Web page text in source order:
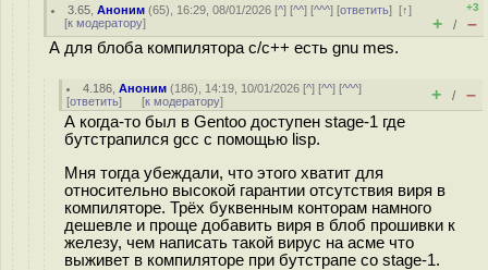
3.65 ,Аноним (65), 16:29, 08/01/2026 [^] [^^] [^^^] [ответить][↑]
[к модератору]
+3
+ / –
А для блоба компилятора c/c++ есть gnu mes.
4.186 ,Аноним (186), 14:19, 10/01/2026 [^] [^^] [^^^]
[ответить] [к модератору] + / –
А когда-то был в Gentoo доступен stage-1 где
бутстрапился gcc с помощью lisp.
Мня тогда убеждали, что этого хватит для
относительно высокой гарантии отсутствия виря в
компиляторе. Трёх буквенным конторам намного
дешевле и проще добавить виря в блоб прошивки к
железу, чем написать такой вирус на асме что
выживет в компиляторе при бутстрапе со stage-1.